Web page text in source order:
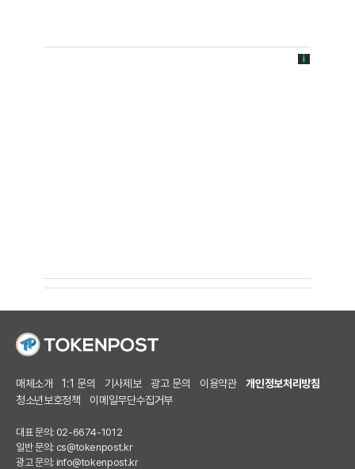
매체소개 1:1 문의 기사제보 광고 문의 이용약관
개인정보처리방침
청소년보호정책
이메일무단수집거부
대표 문의: 02-6674-1012
일반 문의: cs@tokenpost.kr
광고 문의: info@tokenpost.kr